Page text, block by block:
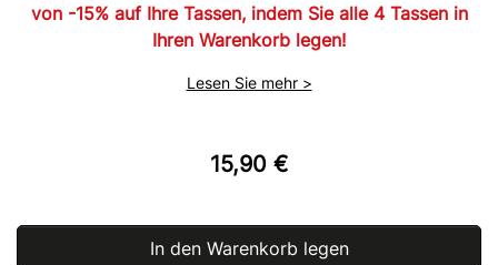
von -15% auf Ihre Tassen, indem Sie alle 4 Tassen in
Ihren Warenkorb legen!
Lesen Sie mehr >
15,90 €
In den Warenkorb legen